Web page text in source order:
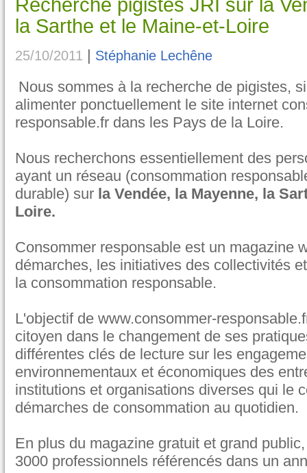
Recherche pigistes JRI sur la
la Sarthe et le Maine-et-Loire
25/10/2011 | Stéphanie Lechêne
Nous sommes à la recherche de pigistes,
alimenter ponctuellement le site internet
responsable.fr dans les Pays de la Loire.
Nous recherchons essentiellement des
ayant un réseau (consommation
durable) sur la Vendée, la Mayenne, la
Loire.
Consommer responsable est un magazine
démarches, les initiatives des collectivités
la consommation responsable.
L'objectif de www.consommer-­
citoyen dans le changement de ses
différentes clés de lecture sur les
environnementaux et économiques des
institutions et organisations diverses qui le
démarches de consommation au quotidien.
En plus du magazine gratuit et grand
3000 professionnels référencés dans un